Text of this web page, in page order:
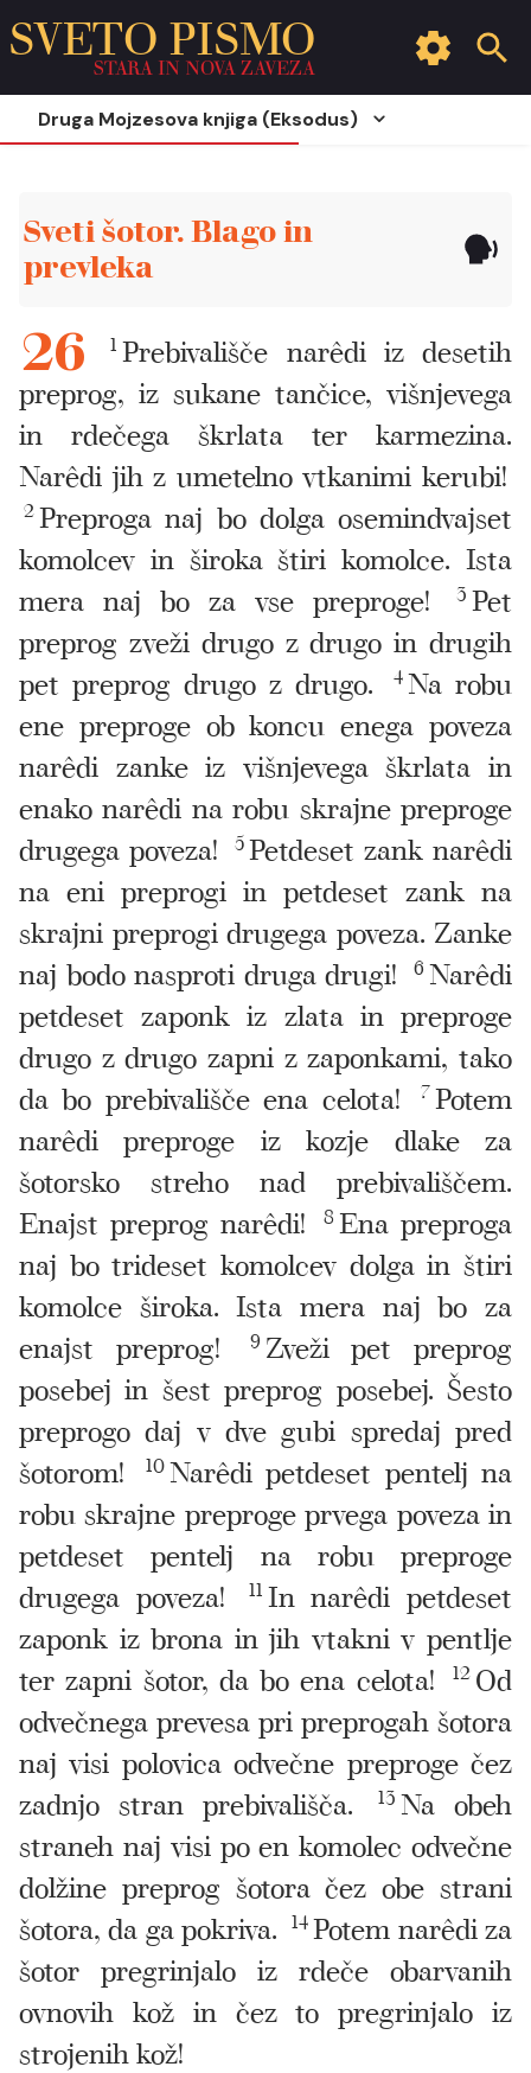
SVETO PISMO
STARA IN NOVA ZAVEZA
Druga Mojzesova knjiga (Eksodus)
Sveti šotor. Blago in
prevleka
26 1 Prebivališče narêdi iz desetih
preprog, iz sukane tančice, višnjevega
in rdečega škrlata ter karmezina.
Narêdi jih z umetelno vtkanimi kerubi!
2Preproga naj bo dolga osemindvajset
komolcev in široka štiri komolce. Ista
mera naj bo za vse preproge!
3 Pet
preprog zveži drugo z drugo in drugih
pet preprog drugo z drugo.
4Na robu
ene preproge ob koncu enega poveza
narêdi zanke iz višnjevega škrlata in
enako narêdi na robu skrajne preproge
drugega poveza!
5Petdeset zank narêdi
na eni preprogi in petdeset zank na
skrajni preprogi drugega poveza. Zanke
naj bodo nasproti druga drugi!
6 Narêdi
petdeset zaponk iz zlata in preproge
drugo z drugo zapni z zaponkami, tako
da bo prebivališče ena celota!
7Potem
narêdi preproge iz kozje dlake za
šotorsko streho nad prebivališčem.
Enajst preprog narêdi!
8 Ena preproga
naj bo trideset komolcev dolga in štiri
komolce široka. Ista mera naj bo za
enajst preprog!
9 Zveži pet preprog
posebej in šest preprog posebej. Šesto
preprogo daj v dve gubi spredaj pred
šotorom!
10Narêdi petdeset pentelj na
robu skrajne preproge prvega poveza in
petdeset pentelj na robu preproge
drugega poveza!
11 In narêdi petdeset
zaponk iz brona in jih vtakni v pentlje
ter zapni šotor, da bo ena celota!
12 Od
odvečnega prevesa pri preprogah šotora
naj visi polovica odvečne preproge čez
zadnjo stran prebivališča.
13 Na obeh
straneh naj visi po en komolec odvečne
dolžine preprog šotora čez obe strani
šotora, da ga pokriva. 14Potem narêdi za
šotor pregrinjalo iz rdeče obarvanih
ovnovih kož in čez to pregrinjalo iz
strojenih kož!